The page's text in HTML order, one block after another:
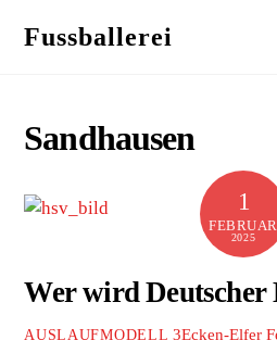
Fussballerei
Sandhausen
1
FEBRUAR
2025
Wer wird Deutscher
AUSLAUFMODELL 3Ecken-Elfer